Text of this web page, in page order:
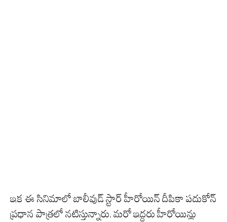
ఇక ఈ సినిమాలో బాలీవుడ్ స్టార్ హీరోయిన్ దీపికా పదుకోన్
ప్రధాన పాత్రలో నటిస్తున్నారు. మరో ఇద్దరు హీరోయిన్లు